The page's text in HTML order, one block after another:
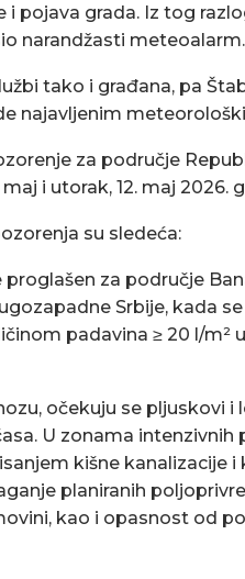
pojava grada. Iz tog
narandžasti meteoalarm.
tako i građana, pa
najavljenim
za područje
i utorak, 12. maj 2026.
su sledeća:
za područje
Srbije, kada
padavina ≥ 20 l/m²
očekuju se pljuskovi i
U zonama intenzivnih
kišne kanalizacije i
planiranih
kao i opasnost od